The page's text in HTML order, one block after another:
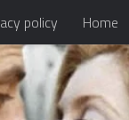
policy Home